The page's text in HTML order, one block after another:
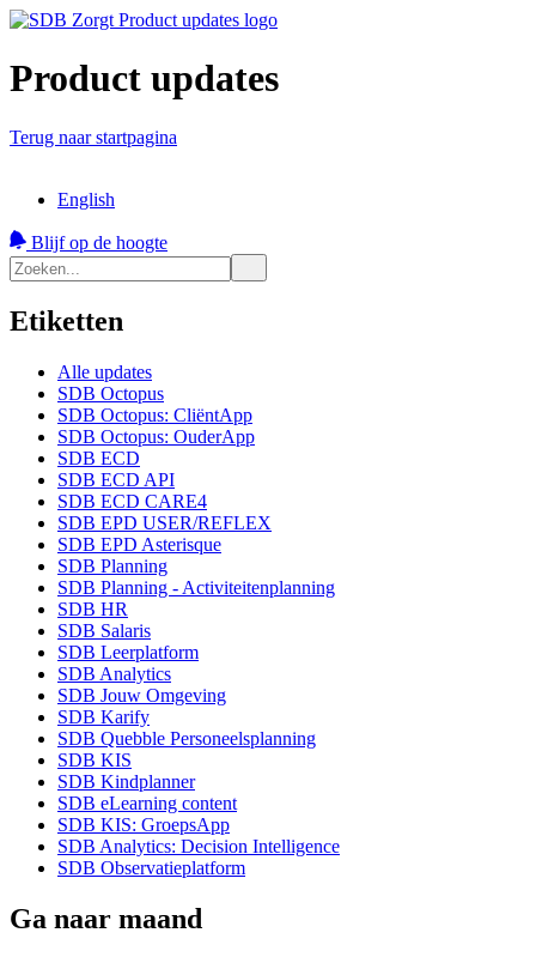
Product updates
Terug naar startpagina
English
Blijf op de hoogte
Etiketten
Alle updates
SDB Octopus
SDB Octopus: CliëntApp
SDB Octopus: OuderApp
SDB ECD
SDB ECD API
SDB ECD CARE4
SDB EPD USER/REFLEX
SDB EPD Asterisque
SDB Planning
SDB Planning - Activiteitenplanning
SDB HR
SDB Salaris
SDB Leerplatform
SDB Analytics
SDB Jouw Omgeving
SDB Karify
SDB Quebble Personeelsplanning
SDB KIS
SDB Kindplanner
SDB eLearning content
SDB KIS: GroepsApp
SDB Analytics: Decision Intelligence
SDB Observatieplatform
Ga naar maand